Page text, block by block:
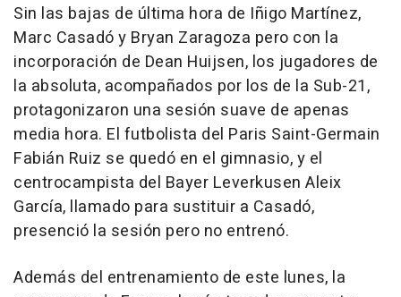
Sin las bajas de última hora de Iñigo Martínez,
Marc Casadó y Bryan Zaragoza pero con la
incorporación de Dean Huijsen, los jugadores de
la absoluta, acompañados por los de la Sub-21,
protagonizaron una sesión suave de apenas
media hora. El futbolista del Paris Saint-Germain
Fabián Ruiz se quedó en el gimnasio, y el
centrocampista del Bayer Leverkusen Aleix
García, llamado para sustituir a Casadó,
presenció la sesión pero no entrenó.
Además del entrenamiento de este lunes, la